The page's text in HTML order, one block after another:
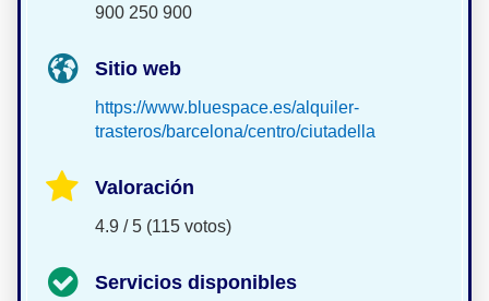
900 250 900
Sitio web
https://www.bluespace.es/alquiler-
trasteros/barcelona/centro/ciutadella
Valoración
4.9 / 5 (115 votos)
Servicios disponibles